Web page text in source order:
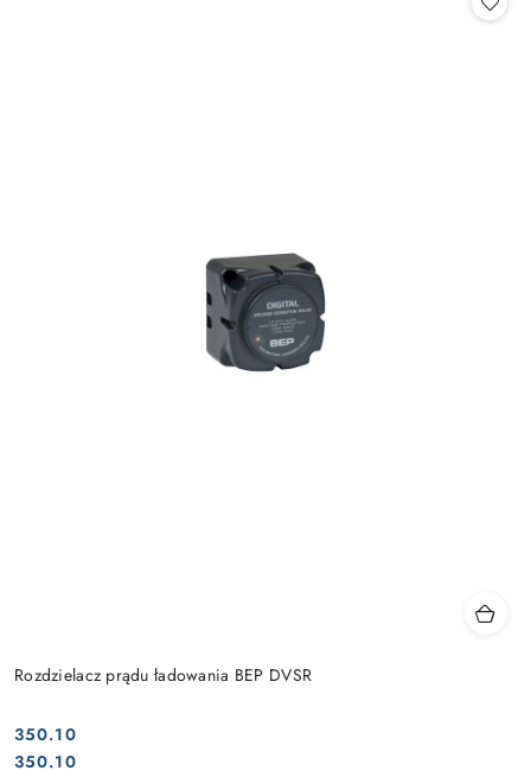
Rozdzielacz prądu ładowania BEP DVSR
Cena:
350.10
Cena:
350.10